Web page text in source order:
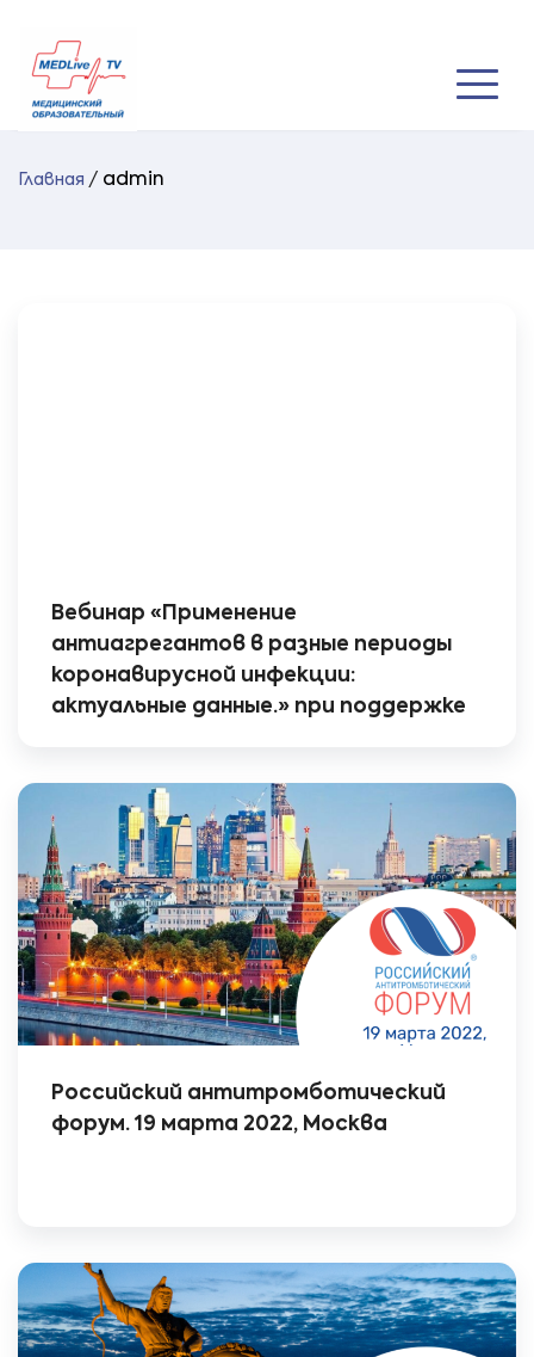
Главная / admin
Вебинар «Применение
антиагрегантов в разные периоды
коронавирусной инфекции:
актуальные данные.» при поддержке
Российский антитромботический
форум. 19 марта 2022, Москва